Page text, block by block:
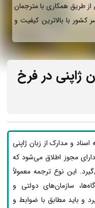
طریق همکاری با مترجمان
کشور با بالاترین کیفیت و
ژاپنی در فرخ
و مدارک از زبان ژاپنی
مجوز اطلاق می‌شود که
این نوع ترجمه معمولاً
سازمان‌های دولتی و
و باید مطابق با ضوابط و